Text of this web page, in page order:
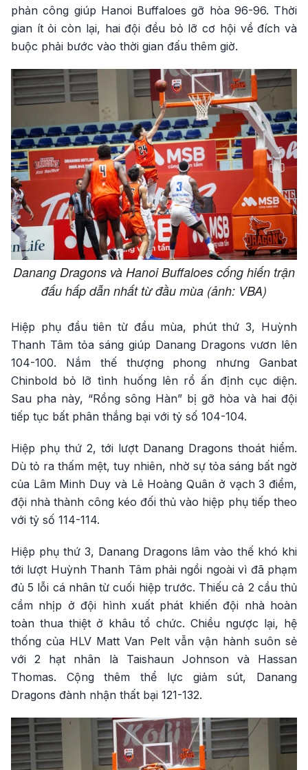
phản công giúp Hanoi Buffaloes gỡ hòa 96-96. Thời
gian ít ỏi còn lại, hai đội đều bỏ lỡ cơ hội về đích và
buộc phải bước vào thời gian đấu thêm giờ.
Danang Dragons và Hanoi Buffaloes cống hiến trận
đấu hấp dẫn nhất từ đầu mùa (ảnh: VBA)
Hiệp phụ đầu tiên từ đầu mùa, phút thứ 3, Huỳnh
Thanh Tâm tỏa sáng giúp Danang Dragons vươn lên
104-100. Nắm thế thượng phong nhưng Ganbat
Chinbold bỏ lỡ tình huống lên rổ ấn định cục diện.
Sau pha này, “Rồng sông Hàn” bị gỡ hòa và hai đội
tiếp tục bất phân thắng bại với tỷ số 104-104.
Hiệp phụ thứ 2, tới lượt Danang Dragons thoát hiểm.
Dù tỏ ra thấm mệt, tuy nhiên, nhờ sự tỏa sáng bất ngờ
của Lâm Minh Duy và Lê Hoàng Quân ở vạch 3 điểm,
đội nhà thành công kéo đối thủ vào hiệp phụ tiếp theo
với tỷ số 114-114.
Hiệp phụ thứ 3, Danang Dragons lâm vào thế khó khi
tới lượt Huỳnh Thanh Tâm phải ngồi ngoài vì đã phạm
đủ 5 lỗi cá nhân từ cuối hiệp trước. Thiếu cả 2 cầu thủ
cầm nhịp ở đội hình xuất phát khiến đội nhà hoàn
toàn thua thiệt ở khâu tổ chức. Chiều ngược lại, hệ
thống của HLV Matt Van Pelt vẫn vận hành suôn sẻ
với 2 hạt nhân là Taishaun Johnson và Hassan
Thomas. Cộng thêm thể lực giảm sút, Danang
Dragons đành nhận thất bại 121-132.